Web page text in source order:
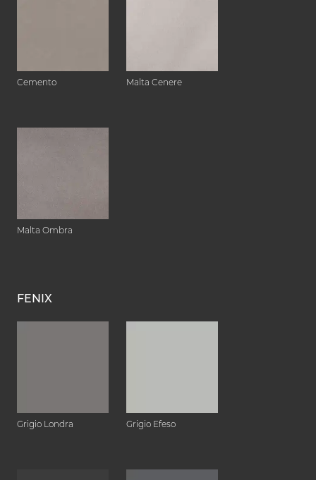
Cemento Malta Cenere
Malta Ombra
FENIX
Grigio Londra Grigio Efeso